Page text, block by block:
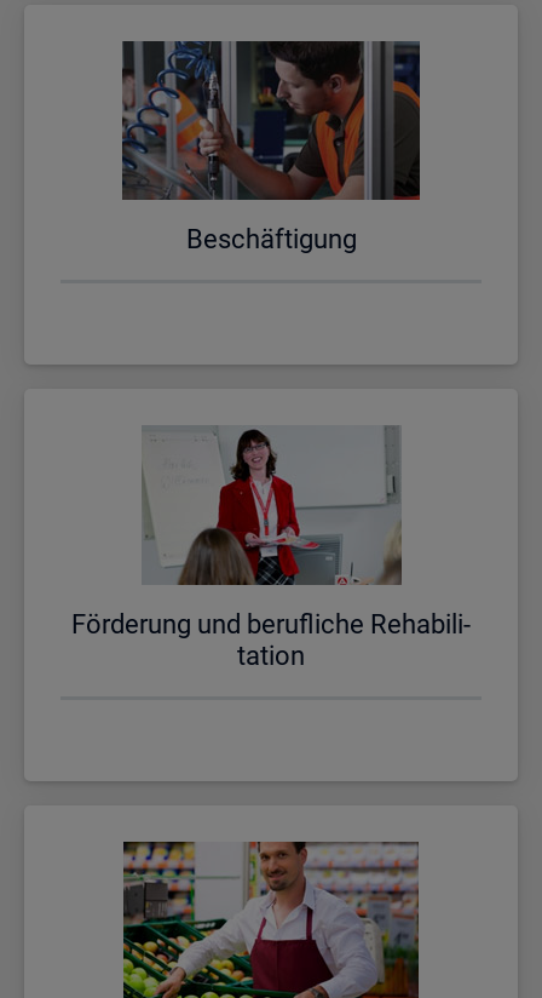
Be­schäf­ti­gung
För­de­rung und be­ruf­li­che Re­ha­bi­li­
ta­ti­on